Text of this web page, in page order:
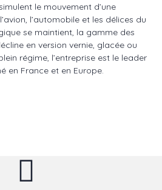
le mouvement d’une
l’automobile et les délices du
se maintient, la gamme des
en version vernie, glacée ou
régime, l’entreprise est le leader
en France et en Europe.